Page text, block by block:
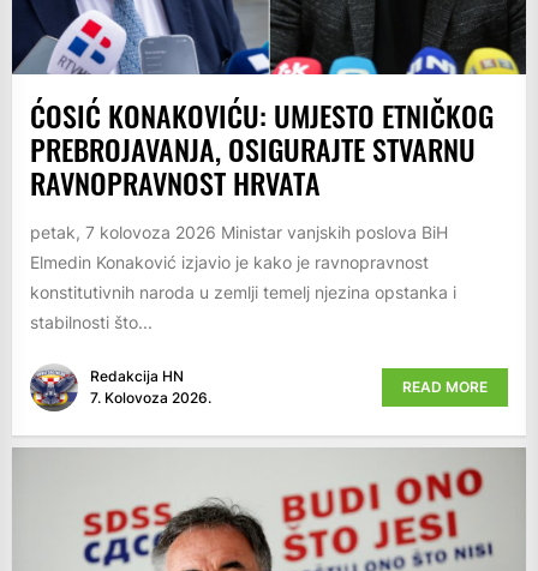
ĆOSIĆ KONAKOVIĆU: UMJESTO ETNIČKOG
PREBROJAVANJA, OSIGURAJTE STVARNU
RAVNOPRAVNOST HRVATA
petak, 7 kolovoza 2026 Ministar vanjskih poslova BiH
Elmedin Konaković izjavio je kako je ravnopravnost
konstitutivnih naroda u zemlji temelj njezina opstanka i
stabilnosti što...
Redakcija HN
7. Kolovoza 2026.
READ MORE